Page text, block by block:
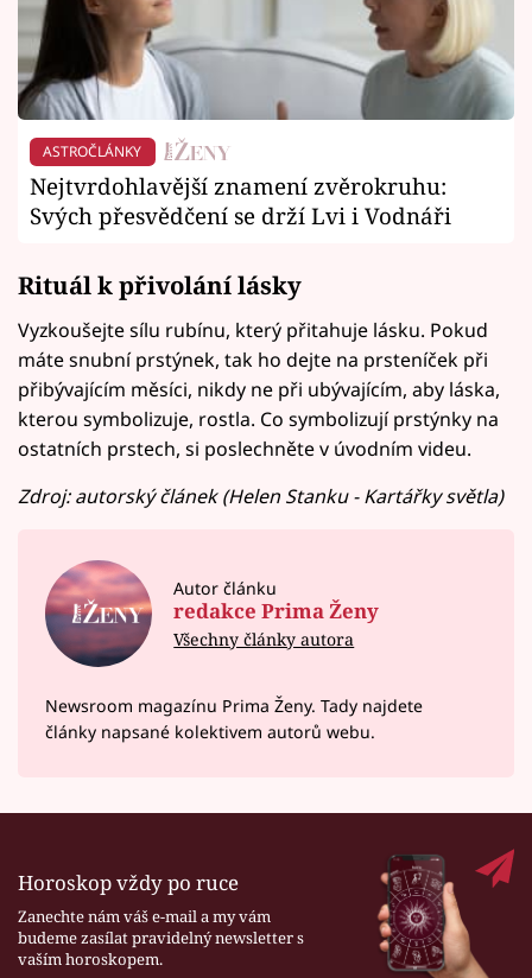
ASTROČLÁNKY
Nejtvrdohlavější znamení zvěrokruhu:
Svých přesvědčení se drží Lvi i Vodnáři
Rituál k přivolání lásky
Vyzkoušejte sílu rubínu, který přitahuje lásku. Pokud
máte snubní prstýnek, tak ho dejte na prsteníček při
přibývajícím měsíci, nikdy ne při ubývajícím, aby láska,
kterou symbolizuje, rostla. Co symbolizují prstýnky na
ostatních prstech, si poslechněte v úvodním videu.
Zdroj: autorský článek (Helen Stanku - Kartářky světla)
Autor článku
redakce Prima Ženy
Všechny články autora
Newsroom magazínu Prima Ženy. Tady najdete
články napsané kolektivem autorů webu.
Horoskop vždy po ruce
Zanechte nám váš e-mail a my vám
budeme zasílat pravidelný newsletter s
vaším horoskopem.